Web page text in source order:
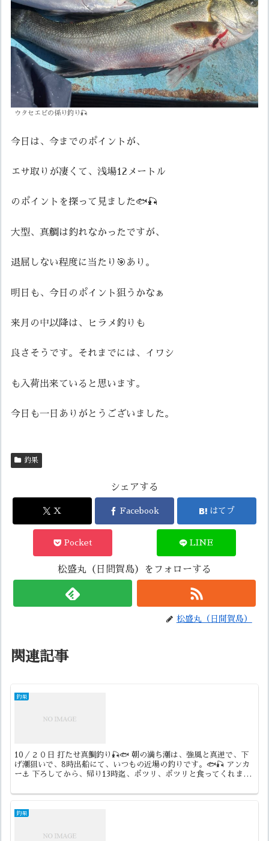
ウタセエビの係り釣り🎣
今日は、今までのポイントが、
エサ取りが凄くて、浅場12メートル
のポイントを探って見ました🐟🎣
大型、真鯛は釣れなかったですが、
退屈しない程度に当たり🎯あり。
明日も、今日のポイント狙うかなぁ
来月の中以降は、ヒラメ釣りも
良さそうです。それまでには、イワシ
も入荷出来ていると思います。
今日も一日ありがとうございました。
釣果
シェアする
X Facebook はてブ
Pocket LINE
松盛丸（日間賀島）をフォローする
松盛丸（日間賀島）
関連記事
釣果
10／２０日 打たせ真鯛釣り🎣🐟 朝の満ち潮は、強風と真逆で、下
げ潮狙いで、8時出船にて、いつもの近場の釣りです。🐟🎣 アンカ
ー⚓️ 下ろしてから、帰り13時迄、ポツリ、ポツリと食ってくれまし
釣果